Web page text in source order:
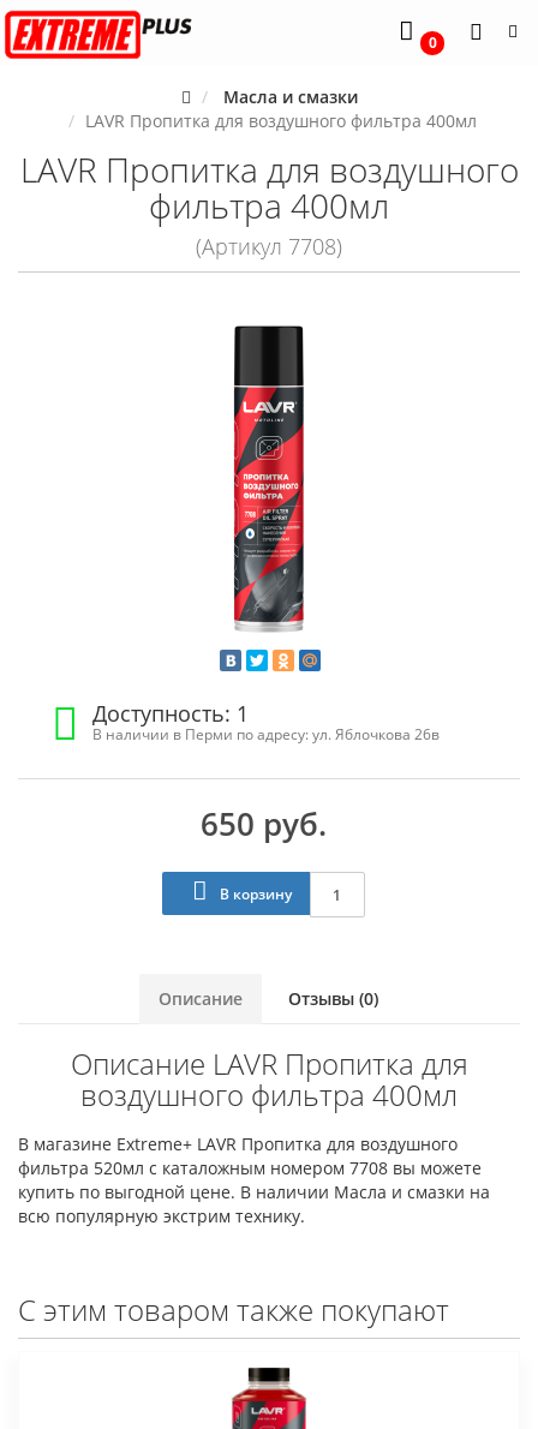
0
Масла и смазки
LAVR Пропитка для воздушного фильтра 400мл
LAVR Пропитка для воздушного
фильтра 400мл
(Артикул 7708)
Доступность: 1
В наличии в Перми по адресу: ул. Яблочкова 26в
650 руб.
В корзину
Описание Отзывы (0)
Описание LAVR Пропитка для
воздушного фильтра 400мл
В магазине Extreme+ LAVR Пропитка для воздушного
фильтра 520мл с каталожным номером 7708 вы можете
купить по выгодной цене. В наличии Масла и смазки на
всю популярную экстрим технику.
С этим товаром также покупают